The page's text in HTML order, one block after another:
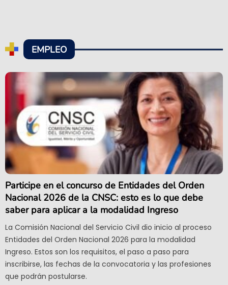
EMPLEO
Participe en el concurso de Entidades del Orden
Nacional 2026 de la CNSC: esto es lo que debe
saber para aplicar a la modalidad Ingreso
La Comisión Nacional del Servicio Civil dio inicio al proceso
Entidades del Orden Nacional 2026 para la modalidad
Ingreso. Estos son los requisitos, el paso a paso para
inscribirse, las fechas de la convocatoria y las profesiones
que podrán postularse.